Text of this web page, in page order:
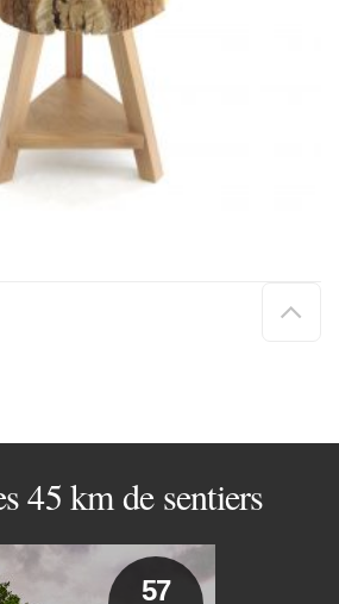
de
45 km de sentiers
57